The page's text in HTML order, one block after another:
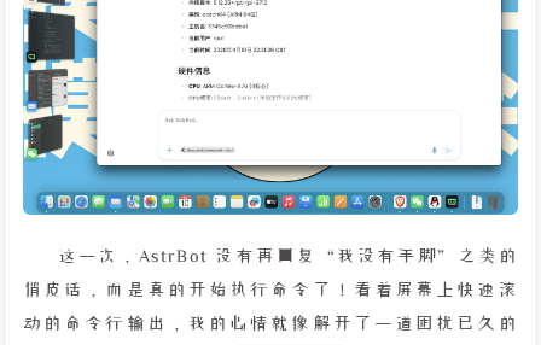
这一次，AstrBot 没有再回复“我没有手脚”之类的
俏皮话，而是真的开始执行命令了！看着屏幕上快速滚
动的命令行输出，我的心情就像解开了一道困扰已久的